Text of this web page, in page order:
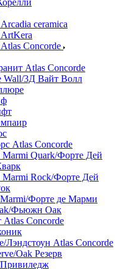
ceramica
Concorde
Atlas Concorde
Wall/3Д Вайт Волл
Atlas Concorde
Marmi Quark/Форте Дей
Marmi Rock/Форте Дей
Форте де Марми
Фьюжн Оак
Atlas Concorde
Лэндстоун Atlas Concorde
Оak Резepв